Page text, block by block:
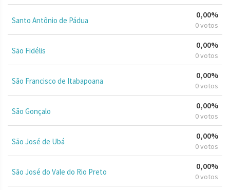
Santo Antônio de Pádua
0,00%
0 votos
São Fidélis
0,00%
0 votos
São Francisco de Itabapoana
0,00%
0 votos
São Gonçalo
0,00%
0 votos
São José de Ubá
0,00%
0 votos
São José do Vale do Rio Preto
0,00%
0 votos